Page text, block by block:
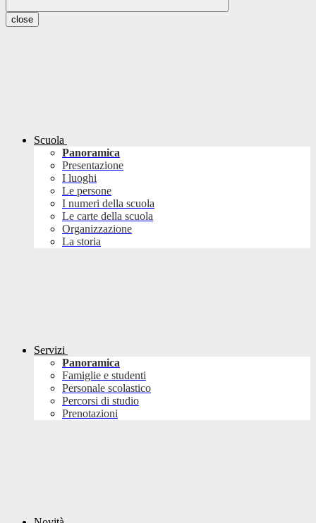
close
Scuola
Panoramica
Presentazione
I luoghi
Le persone
I numeri della scuola
Le carte della scuola
Organizzazione
La storia
Servizi
Panoramica
Famiglie e studenti
Personale scolastico
Percorsi di studio
Prenotazioni